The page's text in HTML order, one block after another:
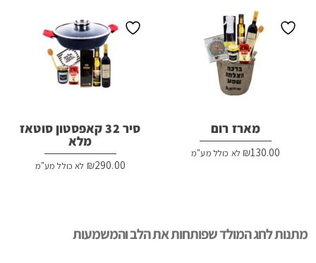
מארז רום
₪130.00 לא כולל מע"מ
סיר 32 קאפסטון סוטאז
מלא
₪290.00 לא כולל מע"מ
מתנות לחג המולד שפותחות את הלב והמשמעות